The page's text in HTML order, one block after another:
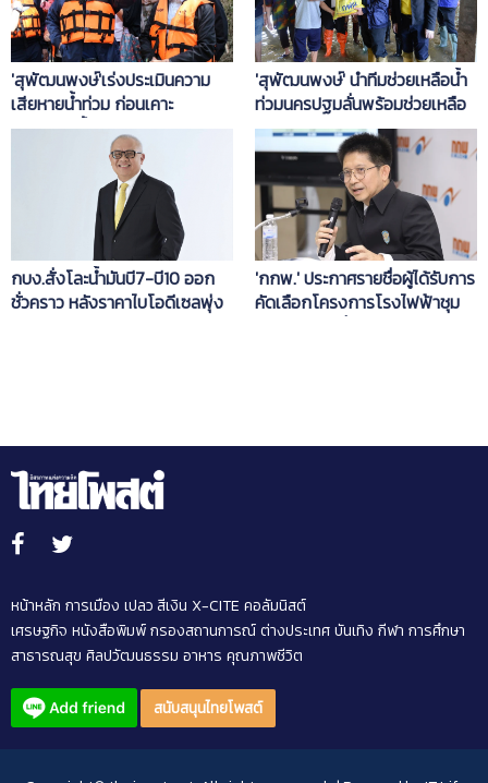
'สุพัฒนพงษ์'เร่งประเมินความ
เสียหายน้ำท่วม ก่อนเคาะ
มาตรการฟื้นฟู
'สุพัฒนพงษ์' นำทีมช่วยเหลือน้ำ
ท่วมนครปฐมลั่นพร้อมช่วยเหลือ
อุดหนุนค่าไฟต่อ
กบง.สั่งโละน้ำมันบี7-บี10 ออก
ชั่วคราว หลังราคาไบโอดีเซลพุ่ง
'กกพ.' ประกาศรายชื่อผู้ได้รับการ
คัดเลือกโครงการโรงไฟฟ้าชุม
หน้าหลัก การเมือง เปลว สีเงิน X-CITE คอลัมนิสต์
เศรษฐกิจ หนังสือพิมพ์กรองสถานการณ์ต่างประเทศบันเทิง กีฬา การศึกษา
สาธารณสุข ศิลปวัฒนธรรม อาหาร คุณภาพชีวิต
สนับสนุนไทยโพสต์